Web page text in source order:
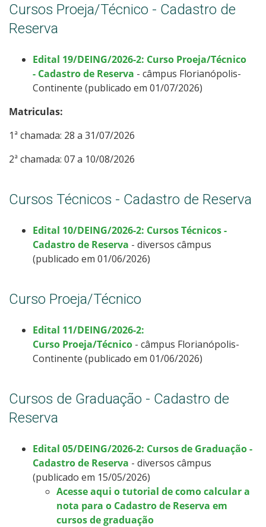
Provas e Gabaritos
Cadastro de interesse
Cursos Proeja/Técnico - Cadastro de
Reserva
Edital 19/DEING/2026-2: Curso Proeja/Técnico
- Cadastro de Reserva - câmpus Florianópolis-
Continente (publicado em 01/07/2026)
Matriculas:
1ª chamada: 28 a 31/07/2026
2ª chamada: 07 a 10/08/2026
Cursos Técnicos - Cadastro de Reserva
Edital 10/DEING/2026-2: Cursos Técnicos -
Cadastro de Reserva - diversos câmpus
(publicado em 01/06/2026)
Curso Proeja/Técnico
Edital 11/DEING/2026-2:
Curso Proeja/Técnico - câmpus Florianópolis-
Continente (publicado em 01/06/2026)
Cursos de Graduação - Cadastro de
Reserva
Edital 05/DEING/2026-2: Cursos de Graduação -
Cadastro de Reserva - diversos câmpus
(publicado em 15/05/2026)
Acesse aqui o tutorial de como calcular a
nota para o Cadastro de Reserva em
cursos de graduação